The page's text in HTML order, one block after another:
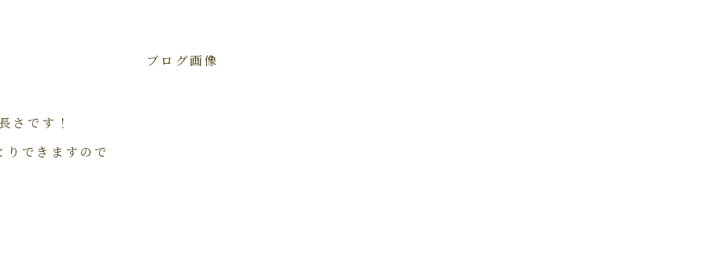
さです！
りできますので